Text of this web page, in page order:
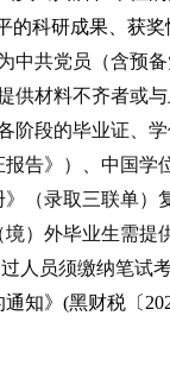
的科研成果、获奖
中共党员（含预
供材料不齐者或
阶段的毕业证、
告》）、中国学
》（录取三联单
）外毕业生需
人员须缴纳笔试考
知》 (黑财税〔2